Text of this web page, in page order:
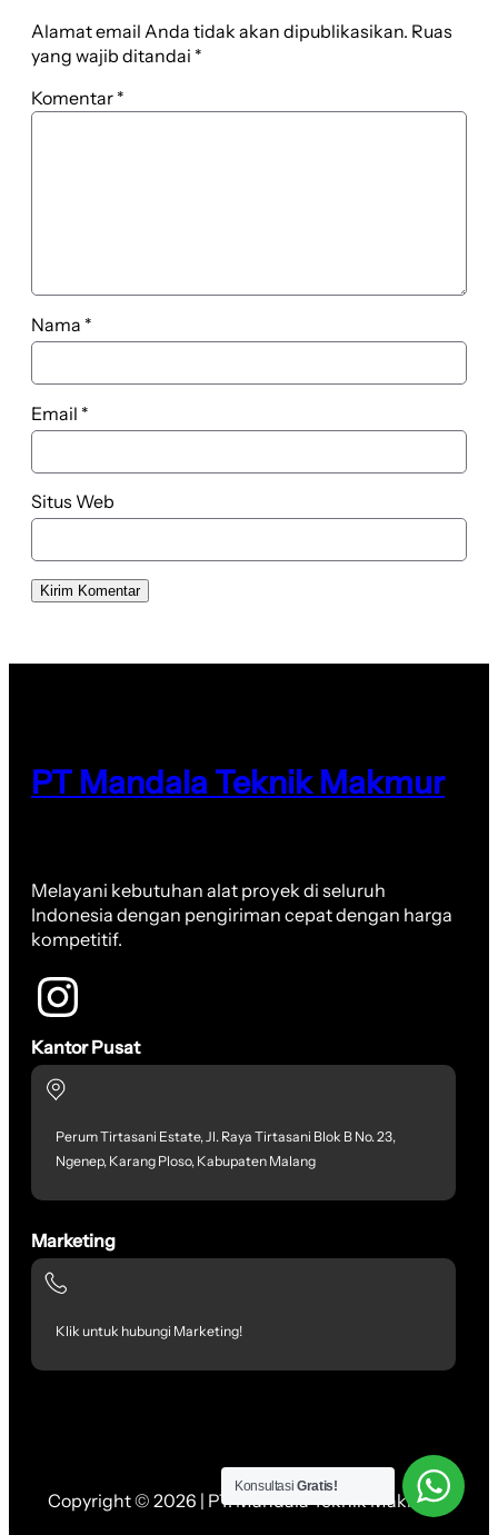
Alamat email Anda tidak akan dipublikasikan. Ruas
yang wajib ditandai *
Komentar *
Nama *
Email *
Situs Web
PT Mandala Teknik Makmur
Melayani kebutuhan alat proyek di seluruh
Indonesia dengan pengiriman cepat dengan harga
kompetitif.
Kantor Pusat
Perum Tirtasani Estate, Jl. Raya Tirtasani Blok B No. 23,
Ngenep, Karang Ploso, Kabupaten Malang
Marketing
Klik untuk hubungi Marketing!
Copyright © 2026 | PT. Mandala Teknik Makmur
Konsultasi Gratis!